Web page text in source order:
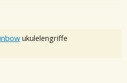
ukulelengriffe